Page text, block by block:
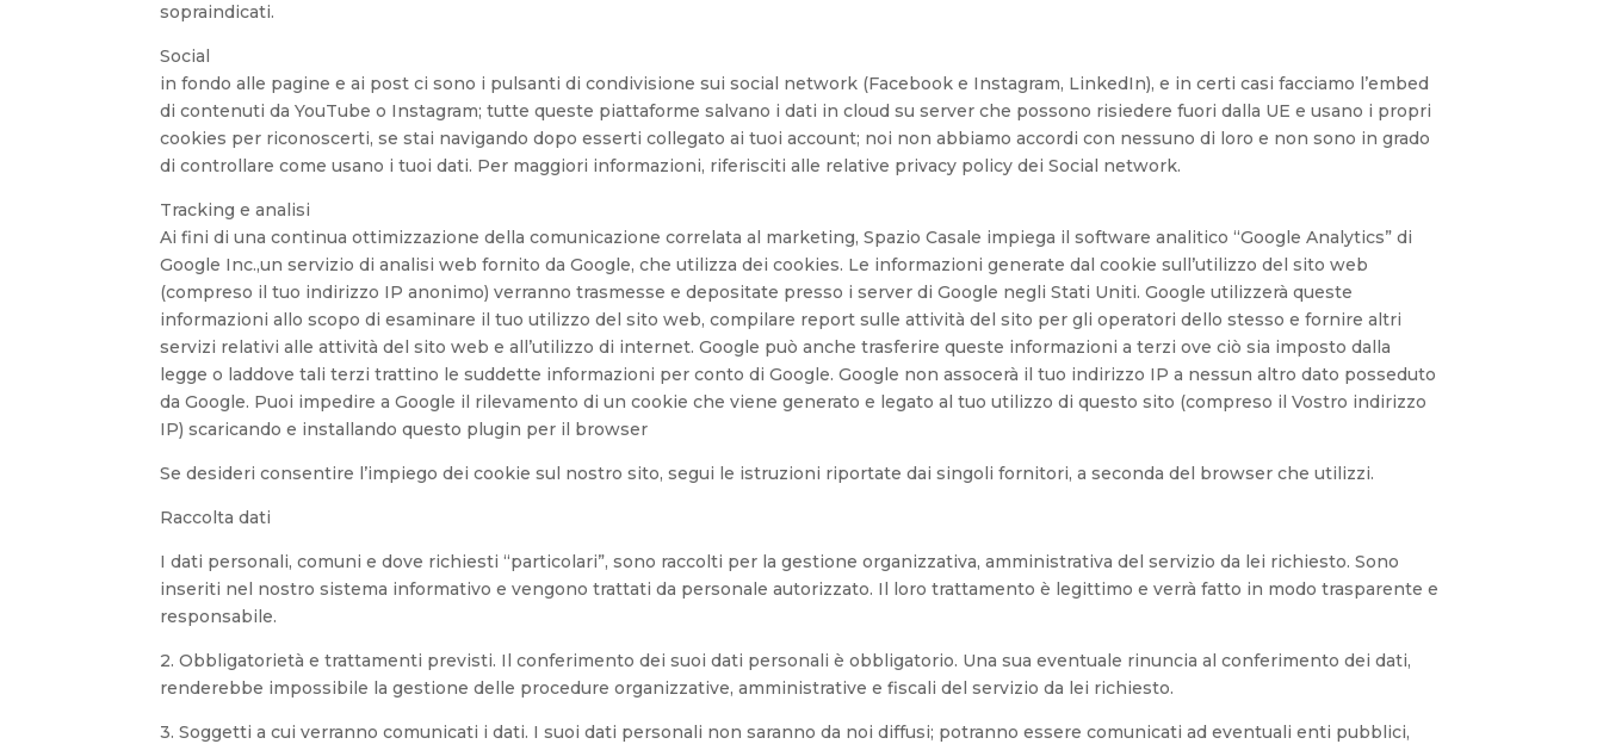
sopraindicati.
Social
in fondo alle pagine e ai post ci sono i pulsanti di condivisione sui social network (Facebook e Instagram, LinkedIn), e in certi casi facciamo l’embed
di contenuti da YouTube o Instagram; tutte queste piattaforme salvano i dati in cloud su server che possono risiedere fuori dalla UE e usano i propri
cookies per riconoscerti, se stai navigando dopo esserti collegato ai tuoi account; noi non abbiamo accordi con nessuno di loro e non sono in grado
di controllare come usano i tuoi dati. Per maggiori informazioni, riferisciti alle relative privacy policy dei Social network.
Tracking e analisi
Ai fini di una continua ottimizzazione della comunicazione correlata al marketing, Spazio Casale impiega il software analitico “Google Analytics” di
Google Inc.,un servizio di analisi web fornito da Google, che utilizza dei cookies. Le informazioni generate dal cookie sull’utilizzo del sito web
(compreso il tuo indirizzo IP anonimo) verranno trasmesse e depositate presso i server di Google negli Stati Uniti. Google utilizzerà queste
informazioni allo scopo di esaminare il tuo utilizzo del sito web, compilare report sulle attività del sito per gli operatori dello stesso e fornire altri
servizi relativi alle attività del sito web e all’utilizzo di internet. Google può anche trasferire queste informazioni a terzi ove ciò sia imposto dalla
legge o laddove tali terzi trattino le suddette informazioni per conto di Google. Google non assocerà il tuo indirizzo IP a nessun altro dato posseduto
da Google. Puoi impedire a Google il rilevamento di un cookie che viene generato e legato al tuo utilizzo di questo sito (compreso il Vostro indirizzo
IP) scaricando e installando questo plugin per il browser
Se desideri consentire l’impiego dei cookie sul nostro sito, segui le istruzioni riportate dai singoli fornitori, a seconda del browser che utilizzi.
Raccolta dati
I dati personali, comuni e dove richiesti “particolari”, sono raccolti per la gestione organizzativa, amministrativa del servizio da lei richiesto. Sono
inseriti nel nostro sistema informativo e vengono trattati da personale autorizzato. Il loro trattamento è legittimo e verrà fatto in modo trasparente e
responsabile.
2. Obbligatorietà e trattamenti previsti. Il conferimento dei suoi dati personali è obbligatorio. Una sua eventuale rinuncia al conferimento dei dati,
renderebbe impossibile la gestione delle procedure organizzative, amministrative e fiscali del servizio da lei richiesto.
3. Soggetti a cui verranno comunicati i dati. I suoi dati personali non saranno da noi diffusi; potranno essere comunicati ad eventuali enti pubblici,